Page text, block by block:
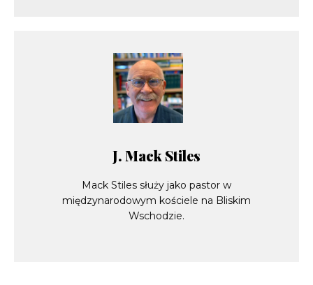
J. Mack Stiles
Mack Stiles służy jako pastor w
międzynarodowym kościele na Bliskim
Wschodzie.